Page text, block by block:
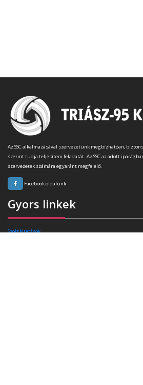
Az SSC alkalmazásával szervezetünk megbízhatóan,
szerint tudja teljesíteni feladatát. Az SSC az adott
szervezetek számára egyaránt megfelelő.
Facebook oldalunk
Gyors linkek
Szolgáltatások